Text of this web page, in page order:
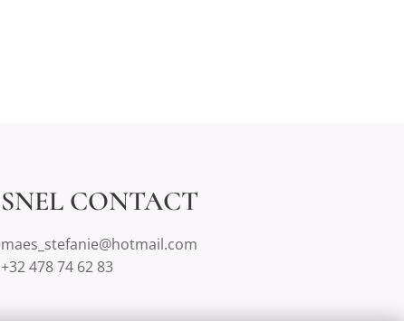
SNEL CONTACT
maes_stefanie@hotmail.com
+32 478 74 62 83